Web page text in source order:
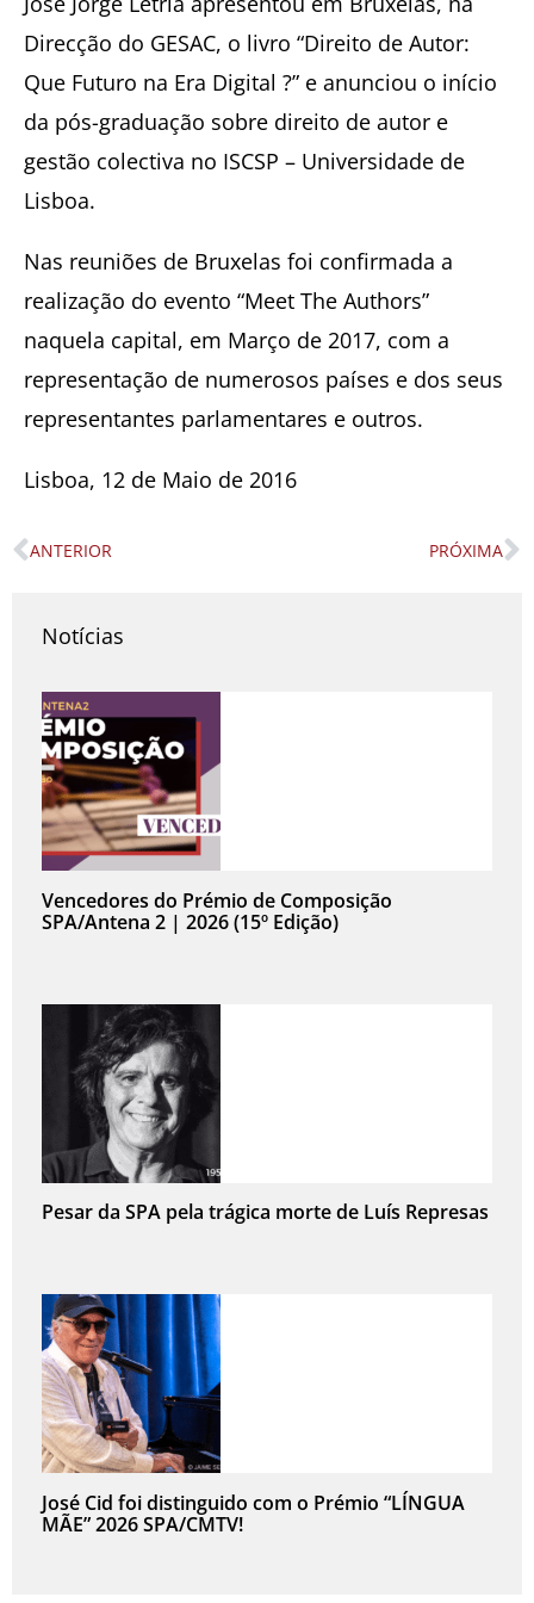
Direcção do GESAC, o livro “Direito de Autor:
Que Futuro na Era Digital ?” e anunciou o início
da pós-graduação sobre direito de autor e
gestão colectiva no ISCSP – Universidade de
Lisboa.
Nas reuniões de Bruxelas foi confirmada a
realização do evento “Meet The Authors”
naquela capital, em Março de 2017, com a
representação de numerosos países e dos seus
representantes parlamentares e outros.
Lisboa, 12 de Maio de 2016
Prev
ANTERIOR PRÓXIMA
Notícias
Vencedores do Prémio de Composição
SPA/Antena 2 | 2026 (15º Edição)
Pesar da SPA pela trágica morte de Luís Represas
José Cid foi distinguido com o Prémio “LÍNGUA
MÃE” 2026 SPA/CMTV!